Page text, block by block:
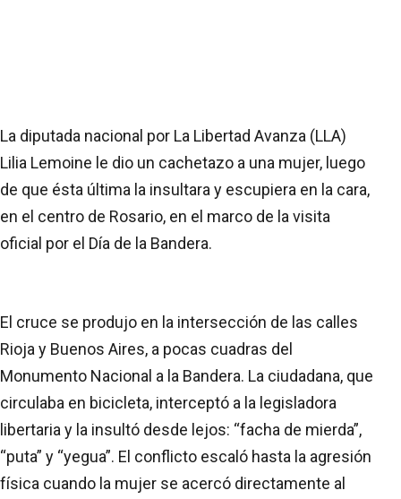
La diputada nacional por La Libertad Avanza (LLA)
Lilia Lemoine le dio un cachetazo a una mujer, luego
de que ésta última la insultara y escupiera en la cara,
en el centro de Rosario, en el marco de la visita
oficial por el Día de la Bandera.
El cruce se produjo en la intersección de las calles
Rioja y Buenos Aires, a pocas cuadras del
Monumento Nacional a la Bandera. La ciudadana, que
circulaba en bicicleta, interceptó a la legisladora
libertaria y la insultó desde lejos: “facha de mierda”,
“puta” y “yegua”. El conflicto escaló hasta la agresión
física cuando la mujer se acercó directamente al